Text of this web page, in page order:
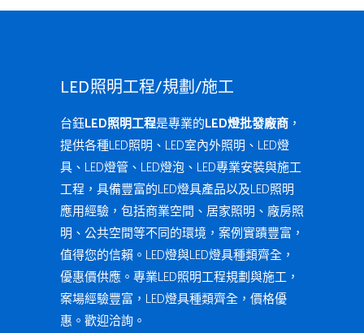
LED照明工程/規劃/施工
台鈺LED照明工程是專業的LED燈批發廠商 ，
提供各種LED照明、LED室內外照明、LED燈
具、LED燈管、LED燈泡、LED專業安裝與施工
工程，具備豐富的LED燈具產品以及LED照明
應用經驗，包括商業空間、居家照明、廠房照
明、公共空間等不同的環境，案例實蹟豐富，
值得您的信賴。LED燈與LED燈具種類齊全，
優惠價供應。專業LED照明工程規劃與施工，
案場經驗豐富，LED燈具種類齊全，價格優
惠。歡迎洽詢。